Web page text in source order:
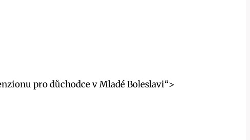
pro důchodce v Mladé Boleslavi“>